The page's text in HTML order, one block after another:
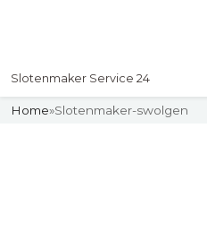
Slotenmaker Service 24
Home»Slotenmaker-swolgen